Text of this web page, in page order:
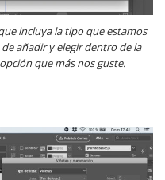
incluya la tipo que estamos
añadir y elegir dentro de la
que más nos guste.